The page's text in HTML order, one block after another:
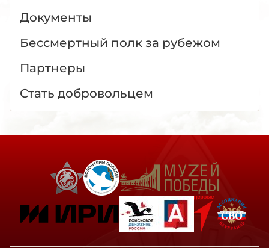
Документы
Бессмертный полк за рубежом
Партнеры
Стать добровольцем